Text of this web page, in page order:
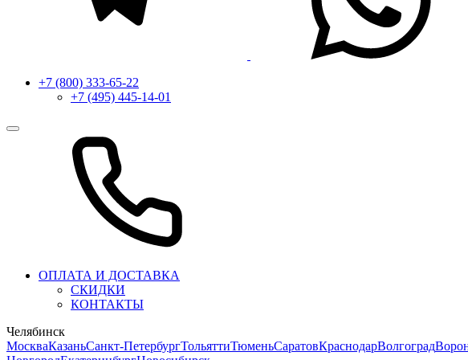
+7 (800) 333-65-22
+7 (495) 445-14-01
ОПЛАТА И ДОСТАВКА
СКИДКИ
КОНТАКТЫ
Челябинск
МоскваКазаньСанкт-ПетербургТольяттиТюменьСаратовКраснодарВолгоград